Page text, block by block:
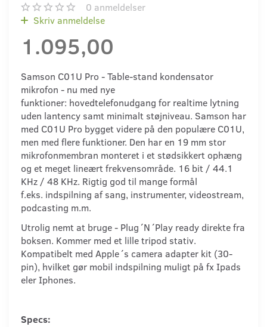
0 anmeldelser
Skriv anmeldelse
1.095,00
Samson C01U Pro - Table-stand kondensator
mikrofon - nu med nye
funktioner: hovedtelefonudgang for realtime lytning
uden lantency samt minimalt støjniveau. Samson har
med C01U Pro bygget videre på den populære C01U,
men med flere funktioner. Den har en 19 mm stor
mikrofonmembran monteret i et stødsikkert ophæng
og et meget lineært frekvensområde. 16 bit / 44.1
KHz / 48 KHz. Rigtig god til mange formål
f.eks. indspilning af sang, instrumenter, videostream,
podcasting m.m.
Utrolig nemt at bruge - Plug´N´Play ready direkte fra
boksen. Kommer med et lille tripod stativ.
Kompatibelt med Apple´s camera adapter kit (30-
pin), hvilket gør mobil indspilning muligt på fx Ipads
eler Iphones.
Specs: